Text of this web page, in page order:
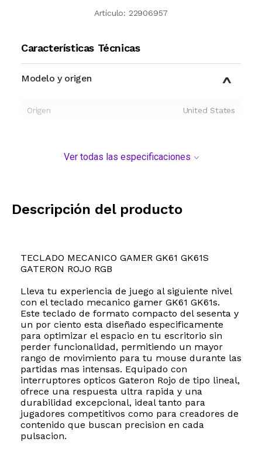
Artículo: 22906957
Características Técnicas
Modelo y origen
Origen United States
Ver todas las especificaciones
Descripción del producto
TECLADO MECANICO GAMER GK61 GK61S
GATERON ROJO RGB
Lleva tu experiencia de juego al siguiente nivel
con el teclado mecanico gamer GK61 GK61s.
Este teclado de formato compacto del sesenta y
un por ciento esta diseñado especificamente
para optimizar el espacio en tu escritorio sin
perder funcionalidad, permitiendo un mayor
rango de movimiento para tu mouse durante las
partidas mas intensas. Equipado con
interruptores opticos Gateron Rojo de tipo lineal,
ofrece una respuesta ultra rapida y una
durabilidad excepcional, ideal tanto para
jugadores competitivos como para creadores de
contenido que buscan precision en cada
pulsacion.